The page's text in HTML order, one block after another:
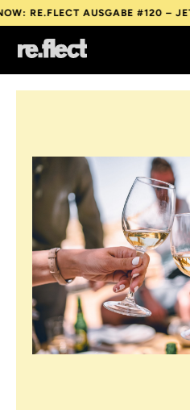
AUSGABE #120 – JETZT
AUSGABE #120 – JETZT